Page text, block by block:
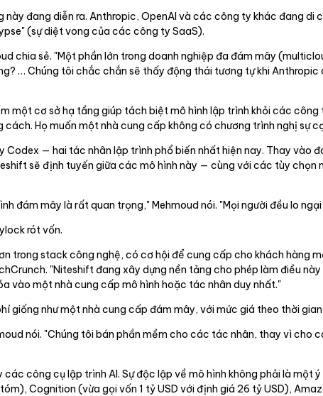
này đang diễn ra. Anthropic, OpenAI và các công ty khác đang
(sự diệt vong của các công ty SaaS).
chia sẻ. "Một phần lớn trong doanh nghiệp đa đám mây
… Chúng tôi chắc chắn sẽ thấy động thái tương tự khi
một cơ sở hạ tầng giúp tách biệt mô hình lập trình khỏi các
Họ muốn một nhà cung cấp không có chương trình nghị sự
— hai tác nhân lập trình phổ biến nhất hiện nay. Thay vào
sẽ định tuyến giữa các mô hình này — cùng với các tùy chọn
đám mây là rất quan trọng," Mehmoud nói. "Mọi người đều lo
rót vốn.
trong stack công nghệ, có cơ hội để cung cấp cho khách hàng
"Niteshift đang xây dựng nền tảng cho phép làm điều
vào một nhà cung cấp mô hình hoặc tác nhân duy nhất."
giống như một nhà cung cấp đám mây, với mức giá theo thời
nói. "Chúng tôi bán phần mềm cho các tác nhân, thay vì cho
công cụ lập trình AI. Sự độc lập về mô hình không phải là một
Cognition (vừa gọi vốn 1 tỷ USD với định giá 26 tỷ USD),